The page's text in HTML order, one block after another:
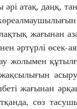
атақ, даңқ,
жағынан
әртүрлі өсек-
жолымен
жағынан
сөз